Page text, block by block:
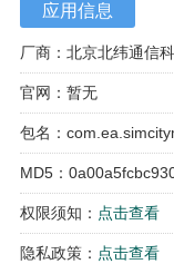
园，让城市环境变
于真实的城市建设
们还提供了高效便
规划电汽、文娱等
求。
应用信息
厂商：北京北纬通信
官网：暂无
包名：
MD5：
权限须知： 点击查看
隐私政策： 点击查看